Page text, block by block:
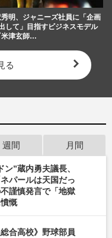
明、ジャニーズ社員に「企画
して」目指すビジネスモデル
米津玄師…
る
週間 月間
”蔵内勇夫議長、
パールは天国だっ
謹慎発言で「地獄
慨
総合高校》野球部員